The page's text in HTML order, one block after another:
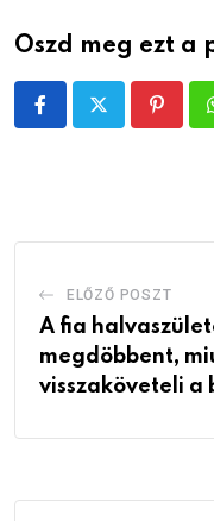
Oszd meg ezt a
ELŐZŐ POSZT
A fia
megdöbbent,
visszaköveteli